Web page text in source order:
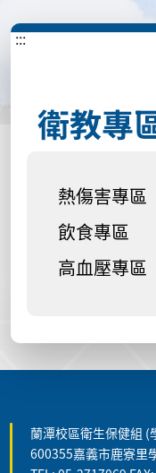
:::
衛教專
熱傷害專區
飲食專區
高血壓專區
蘭潭校區衛生保健組 (
600355嘉義市鹿寮里